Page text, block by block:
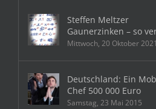
Steffen Meltzer
Gaunerzinken – so
Mittwoch, 20 Oktober 2021
Deutschland: Ein
Chef 500 000 Euro
Samstag, 23 Mai 2015